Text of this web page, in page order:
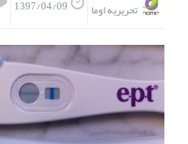
فهرست مواد غذایی
تماس با ما
1397/04/09 تحریریه اوما